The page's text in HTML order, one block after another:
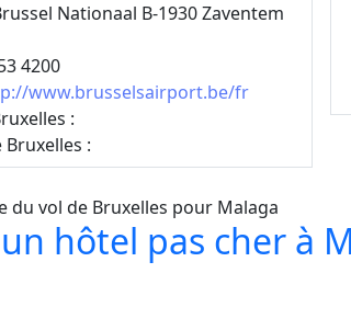
Nationaal B-1930 Zaventem
4200
www.brusselsairport.be/fr
:
:
hôtel pas cher à